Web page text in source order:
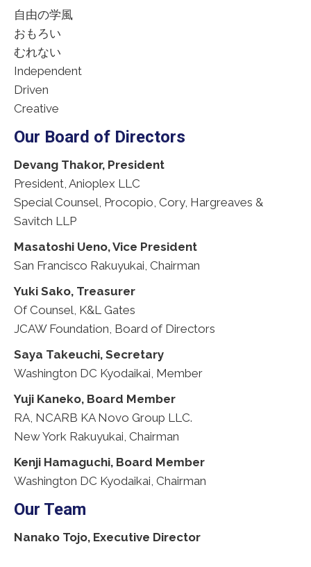
自由の学風
おもろい
むれない
Independent
Driven
Creative
Our Board of Directors
Devang Thakor, President
President, Anioplex LLC
Special Counsel, Procopio, Cory, Hargreaves &
Savitch LLP
Masatoshi Ueno, Vice President
San Francisco Rakuyukai, Chairman
Yuki Sako, Treasurer
Of Counsel, K&L Gates
JCAW Foundation, Board of Directors
Saya Takeuchi, Secretary
Washington DC Kyodaikai, Member
Yuji Kaneko, Board Member
RA, NCARB KA Novo Group LLC.
New York Rakuyukai, Chairman
Kenji Hamaguchi, Board Member
Washington DC Kyodaikai, Chairman
Our Team
Nanako Tojo, Executive Director